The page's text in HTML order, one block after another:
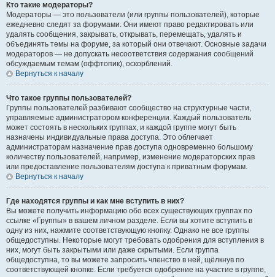
Кто такие модераторы?
Модераторы — это пользователи (или группы пользователей), которые
ежедневно следят за форумами. Они имеют право редактировать или
удалять сообщения, закрывать, открывать, перемещать, удалять и
объединять темы на форуме, за который они отвечают. Основные задачи
модераторов — не допускать несоответствия содержания сообщений
обсуждаемым темам (оффтопик), оскорблений.
Вернуться к началу
Что такое группы пользователей?
Группы пользователей разбивают сообщество на структурные части,
управляемые администратором конференции. Каждый пользователь
может состоять в нескольких группах, и каждой группе могут быть
назначены индивидуальные права доступа. Это облегчает
администраторам назначение прав доступа одновременно большому
количеству пользователей, например, изменение модераторских прав
или предоставление пользователям доступа к приватным форумам.
Вернуться к началу
Где находятся группы и как мне вступить в них?
Вы можете получить информацию обо всех существующих группах по
ссылке «Группы» в вашем личном разделе. Если вы хотите вступить в
одну из них, нажмите соответствующую кнопку. Однако не все группы
общедоступны. Некоторые могут требовать одобрения для вступления в
них, могут быть закрытыми или даже скрытыми. Если группа
общедоступна, то вы можете запросить членство в ней, щёлкнув по
соответствующей кнопке. Если требуется одобрение на участие в группе,